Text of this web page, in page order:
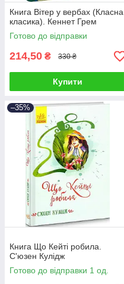
Книга Вітер у вербах (Класна
класика). Кеннет Грем
Готово до відправки
214,50 ₴ 330 ₴
Купити
–35%
Книга Що Кейті робила.
С'юзен Кулідж
Готово до відправки 1 од.